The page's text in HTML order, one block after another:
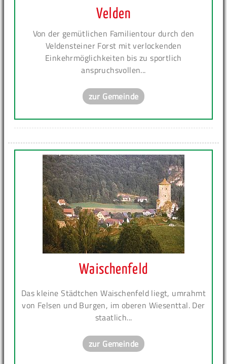
Velden
Von der gemütlichen Familientour durch den
Veldensteiner Forst mit verlockenden
Einkehrmöglichkeiten bis zu sportlich
anspruchsvollen...
zur Gemeinde
Waischenfeld
Das kleine Städtchen Waischenfeld liegt, umrahmt
von Felsen und Burgen, im oberen Wiesenttal. Der
staatlich...
zur Gemeinde